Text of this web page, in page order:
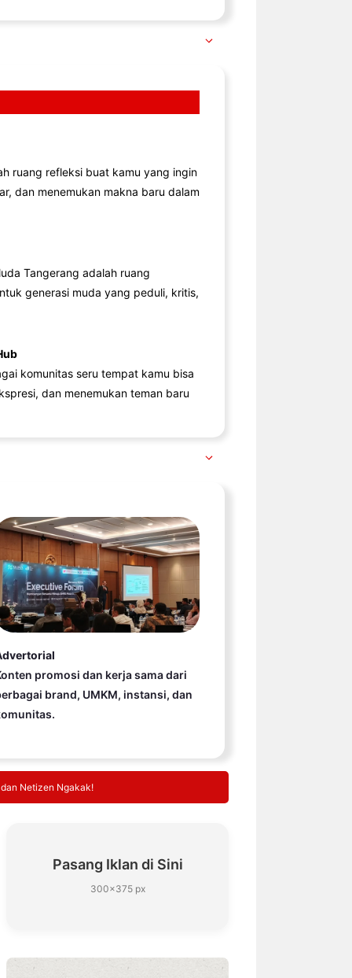
ruang refleksi buat kamu yang ingin
dan menemukan makna baru dalam
Tangerang adalah ruang
generasi muda yang peduli, kritis,
komunitas seru tempat kamu bisa
dan menemukan teman baru
promosi dan kerja sama dari
brand, UMKM, instansi, dan
Netizen Ngakak!
Pasang Iklan di Sini
300×375 px